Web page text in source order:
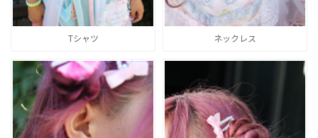
Tシャツ ネックレス